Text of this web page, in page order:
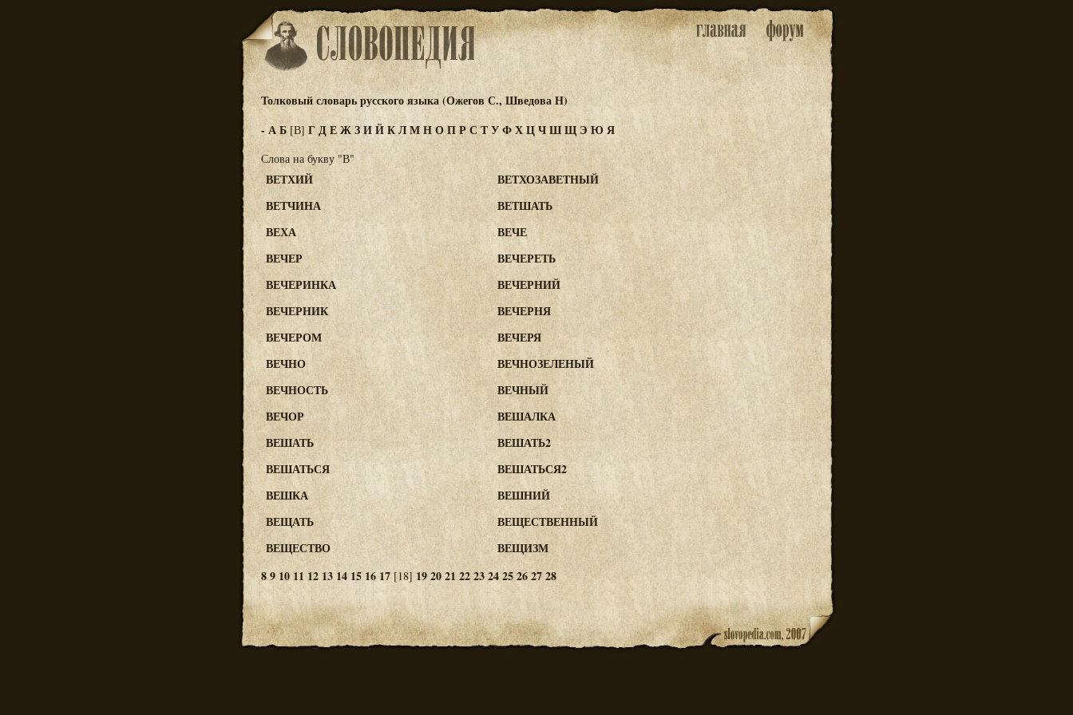
Толковый словарь русского языка (Ожегов С., Шведова Н)
-АБ [В] ГДЕЖЗИЙКЛМНОПРСТУФХЦЧШЩЭ Ю Я
Слова на букву "В"
ВЕТХИЙ
ВЕТХОЗАВЕТНЫЙ
ВЕТЧИНА
ВЕТШАТЬ
ВЕХА
ВЕЧЕ
ВЕЧЕР
ВЕЧЕРЕТЬ
ВЕЧЕРИНКА
ВЕЧЕРНИЙ
ВЕЧЕРНИК
ВЕЧЕРНЯ
ВЕЧЕРОМ
ВЕЧЕРЯ
ВЕЧНО
ВЕЧНОЗЕЛЕНЫЙ
ВЕЧНОСТЬ
ВЕЧНЫЙ
ВЕЧОР
ВЕШАЛКА
ВЕШАТЬ
ВЕШАТЬ2
ВЕШАТЬСЯ
ВЕШАТЬСЯ2
ВЕШКА
ВЕШНИЙ
ВЕЩАТЬ
ВЕЩЕСТВЕННЫЙ
ВЕЩЕСТВО
ВЕЩИЗМ
8910 1112 13 14 15 16 17 [18] 192021 22232425262728